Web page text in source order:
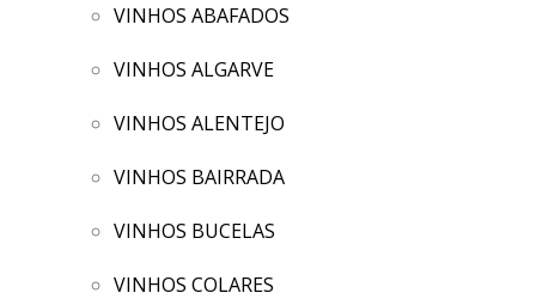
VINHOS ABAFADOS
VINHOS ALGARVE
VINHOS ALENTEJO
VINHOS BAIRRADA
VINHOS BUCELAS
VINHOS COLARES